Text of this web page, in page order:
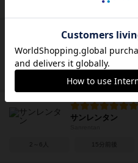
チューリングマシン
Turing Machine
サンレンタン
2～6人 15分前後